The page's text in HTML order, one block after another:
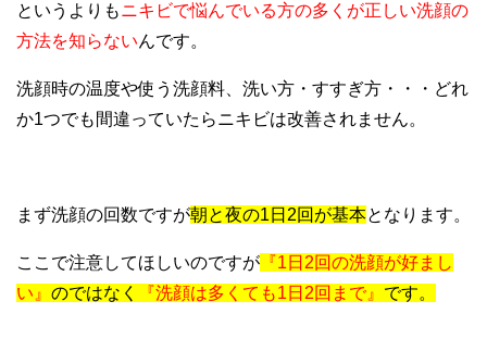
というよりもニキビで悩んでいる方の多くが正しい洗顔の
方法を知らないんです。
洗顔時の温度や使う洗顔料、洗い方・すすぎ方・・・どれ
か1つでも間違っていたらニキビは改善されません。
まず洗顔の回数ですが朝と夜の1日2回が基本となります。
ここで注意してほしいのですが 『1日2回の洗顔が好まし
い』 のではなく 『洗顔は多くても1日2回まで』 です。